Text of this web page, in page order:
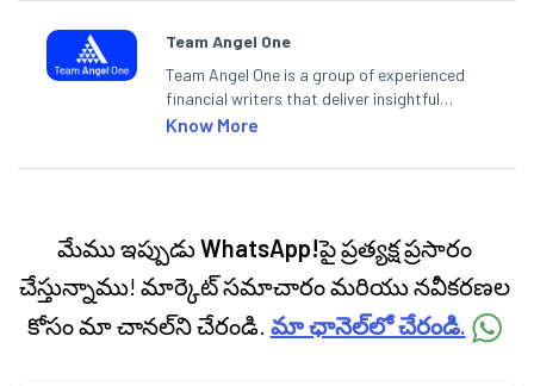
Team Angel One
Team Angel One is a group of experienced
financial writers that deliver insightful
articles on the stock market, IPO, economy,
categories.
Know More
మేము ఇప్పుడుWhatsApp!పై ప్రత్యక్ష ప్రసారం
చేస్తున్నాము! మార్కెట్ సమాచారం మరియు నవీకరణల
కోసం మా చానల్‌ని చేరండి. మా ఛానెల్‌లో చేరండి.